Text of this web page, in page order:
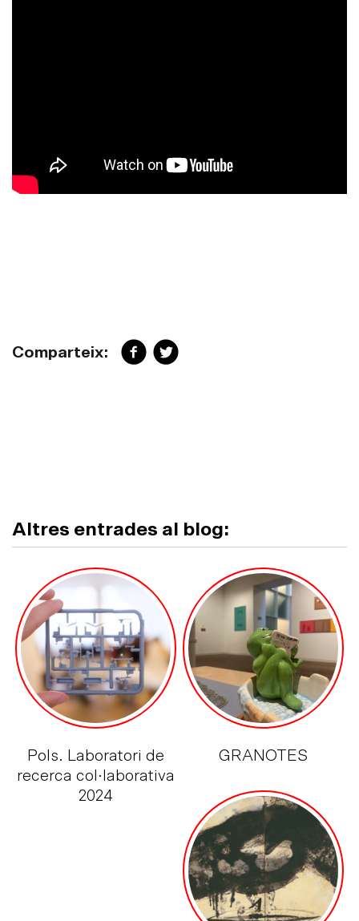
Comparteix:
Altres entrades al blog:
Pols. Laboratori de
recerca col·laborativa
2024
GRANOTES